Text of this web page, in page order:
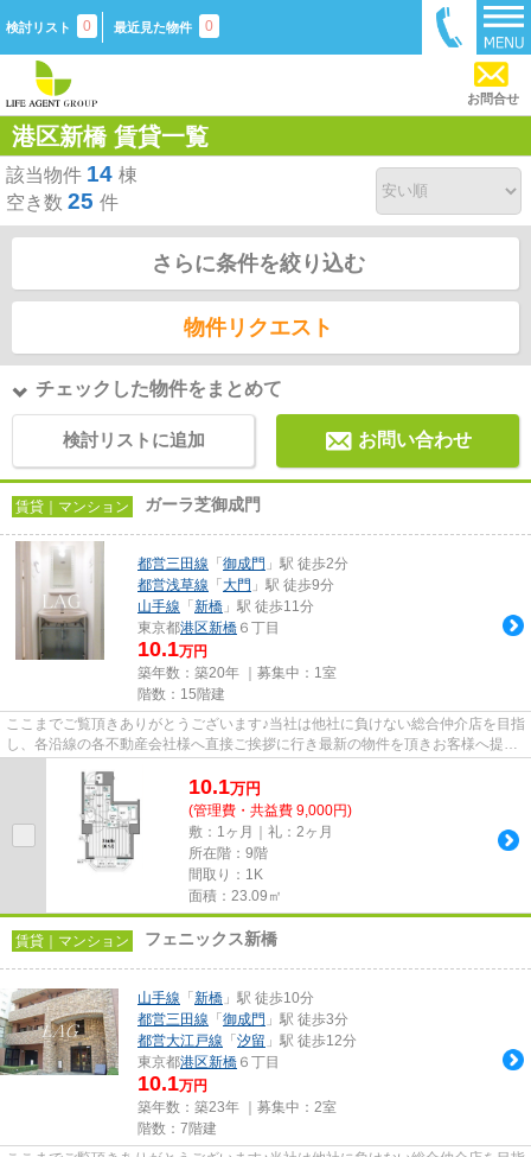
検討リスト 0 最近見た物件 0
お問合せ
港区新橋 賃貸一覧
該当物件 14 棟
空き数 25 件
さらに条件を絞り込む
物件リクエスト
チェックした物件をまとめて
検討リストに追加 お問い合わせ
賃貸｜マンション ガーラ芝御成門
都営三田線 「 御成門 」駅 徒歩2分
都営浅草線 「 大門 」駅 徒歩9分
山手線 「 新橋 」駅 徒歩11分
東京都港区新橋 ６丁目
10.1万円
築年数：築20年 ｜募集中： 1室
階数：15階建
ここまでご覧頂きありがとうございます♪当社は他社に負けない総合仲介店を目指
し、各沿線の各不動産会社様へ直接ご挨拶に行き最新の物件を頂きお客様へ提供
10.1万円
(管理費・共益費 9,000円)
敷：1ヶ月｜礼：2ヶ月
所在階：9階
間取り：1K
面積：23.09㎡
賃貸｜マンション フェニックス新橋
山手線 「 新橋 」駅 徒歩10分
都営三田線 「 御成門 」駅 徒歩3分
都営大江戸線 「 汐留 」駅 徒歩12分
東京都港区新橋 ６丁目
10.1万円
築年数：築23年 ｜募集中： 2室
階数：7階建